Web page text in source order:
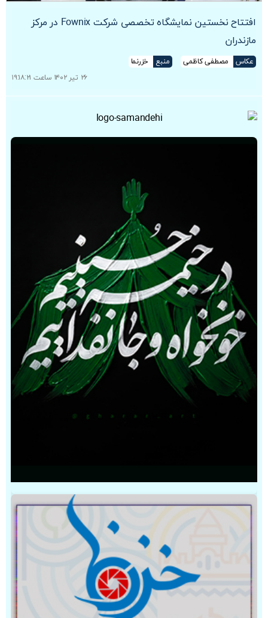
افتتاح نخستین نمایشگاه تخصصی شرکت Fownix در مرکز
مازندران
عکاس مصطفی کاظمی منبع
خزرنما
۲۶ تیر ۱۴۰۲ ساعت ۱۹:۱۸:۲۱